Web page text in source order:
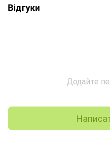
Відгуки
Додайте